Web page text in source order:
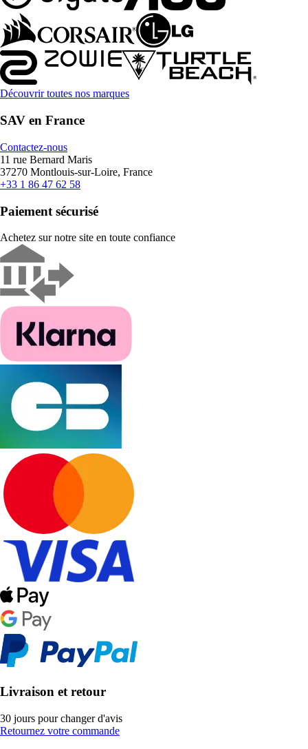
Découvrir toutes nos marques
SAV en France
Contactez-nous
11 rue Bernard Maris
37270 Montlouis-sur-Loire, France
+33 1 86 47 62 58
Paiement sécurisé
Achetez sur notre site en toute confiance
Livraison et retour
30 jours pour changer d'avis
Retournez votre commande